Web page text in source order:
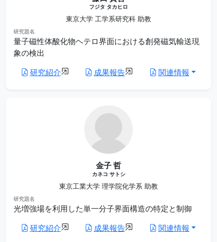
フジタ タカヒロ
東京大学 工学系研究科 助教
研究題名
量子磁性体酸化物ヘテロ界面における創発磁気輸送現
象の検出
研究紹介
成果報告 関連情報
金子 哲
カネコ サトシ
東京工業大学 理学院化学系 助教
研究題名
光増強場を利用した単一分子界面構造の特定と制御
研究紹介
成果報告 関連情報